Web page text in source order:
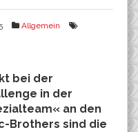
Allgemein
bei der
in der
an den
Brothers sind die